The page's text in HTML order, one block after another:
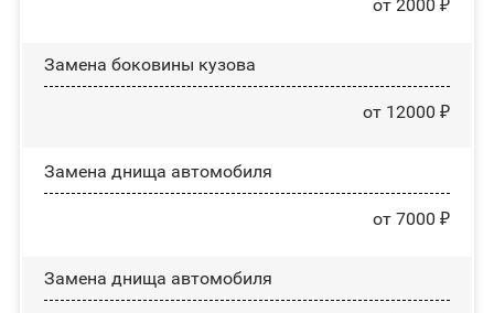
от 2000 ₽
Замена боковины кузова
от 12000 ₽
Замена днища автомобиля
от 7000 ₽
Замена днища автомобиля